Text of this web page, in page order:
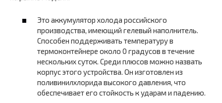
Это аккумулятор холода российского
производства, имеющий гелевый наполнитель.
Способен поддерживать температуру в
термоконтейнере около 0 градусов в течение
нескольких суток. Среди плюсов можно назвать
корпус этого устройства. Он изготовлен из
поливинилхлорида высокого давления, что
обеспечивает его стойкость к ударам и падению.